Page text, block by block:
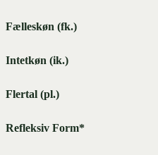
Fælleskøn (fk.)
Intetkøn (ik.)
Flertal (pl.)
Refleksiv Form*